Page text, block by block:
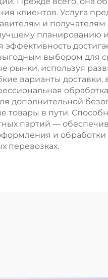
клиентов. Услуга
и
планированию
эффективность
выбором для
рынки, используя
варианты
дополнительной
товары в пути.
партий —
и
перевозках.